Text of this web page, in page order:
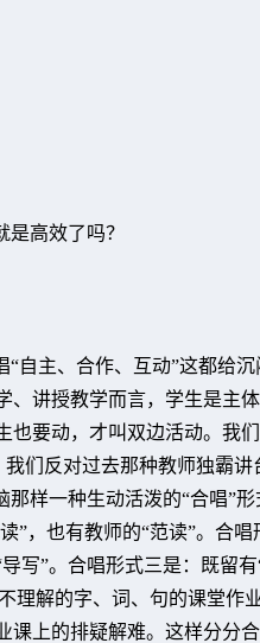
高效了吗？
“自主、合作、互动”这都给沉
、讲授教学而言，学生是主
也要动，才叫双边活动。我
我们反对过去那种教师独霸讲
样一种生动活泼的“合唱”形
”，也有教师的“范读”。合唱
写”。合唱形式三是：既留有
理解的字、词、句的课堂作
课上的排疑解难。这样分分